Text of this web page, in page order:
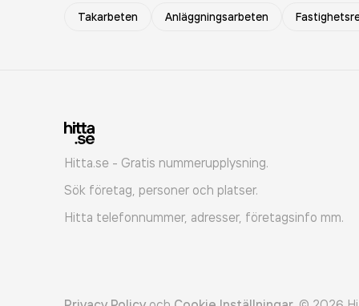
Takarbeten Anläggningsarbeten
Hitta.se - Gratis nummerupplysning.
Sök företag, personer och platser.
Hitta telefonnummer, adresser, företagsinfo mm.